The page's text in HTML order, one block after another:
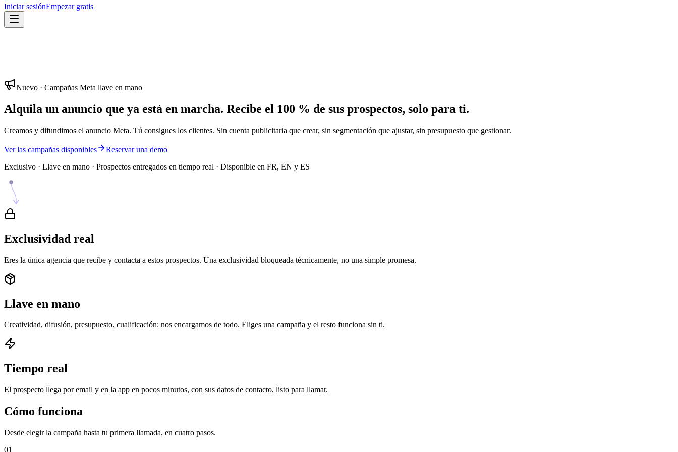
Iniciar sesiónEmpezar gratis
Nuevo · Campañas Meta llave en mano
Alquila un anuncio que ya está en marcha. Recibe el 100 % de sus prospectos, solo para ti.
Creamos y difundimos el anuncio Meta. Tú consigues los clientes. Sin cuenta publicitaria que crear, sin segmentación que ajustar, sin presupuesto que gestionar.
Ver las campañas disponibles
Reservar una demo
Exclusivo · Llave en mano · Prospectos entregados en tiempo real · Disponible en FR, EN y ES
Exclusividad real
Eres la única agencia que recibe y contacta a estos prospectos. Una exclusividad bloqueada técnicamente, no una simple promesa.
Llave en mano
Creatividad, difusión, presupuesto, cualificación: nos encargamos de todo. Eliges una campaña y el resto funciona sin ti.
Tiempo real
El prospecto llega por email y en la app en pocos minutos, con sus datos de contacto, listo para llamar.
Cómo funciona
Desde elegir la campaña hasta tu primera llamada, en cuatro pasos.
01